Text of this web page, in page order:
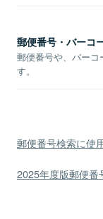
郵便番号・バーコ
郵便番号や、バーコ
す。
郵便番号検索に使
2025年度版郵便番